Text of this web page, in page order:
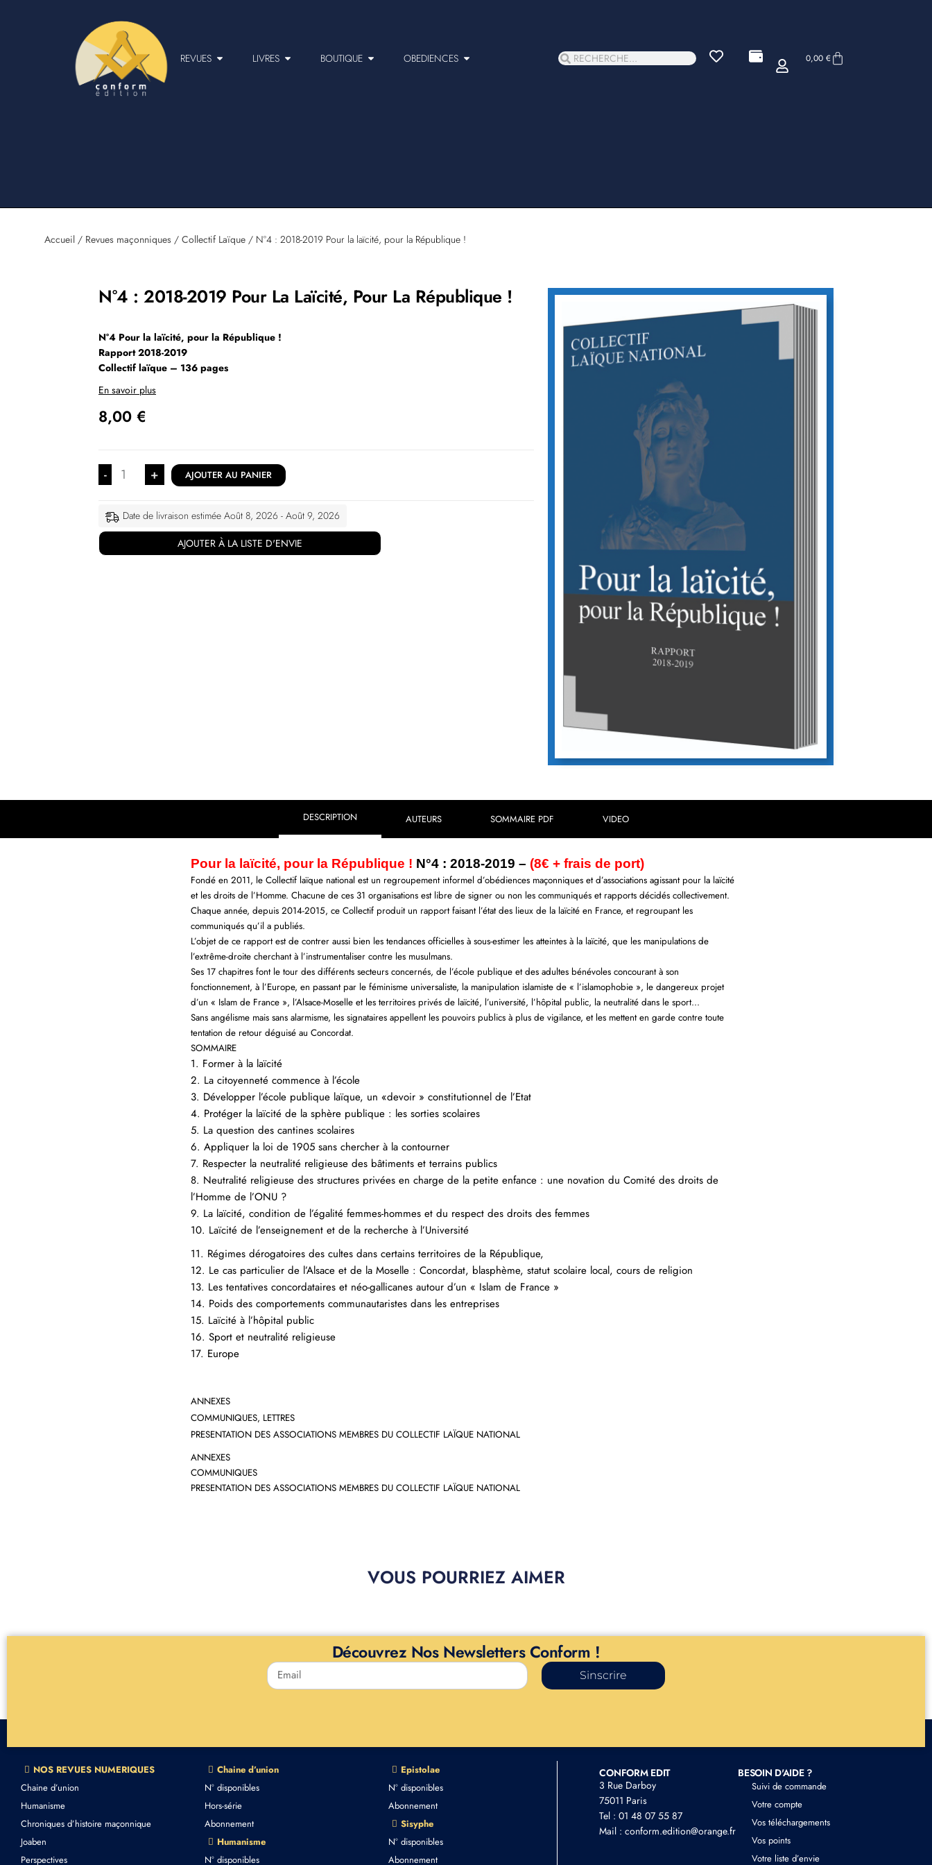
REVUES LIVRES BOUTIQUE OBEDIENCES 0,00 €
Accueil/ Revues maçonniques/ Collectif Laïque/ N°4 : 2018-2019 Pour la laïcité, pour la République !
N°4 : 2018-2019 Pour La Laïcité, Pour La République !
N°4 Pour la laïcité, pour la République !
Rapport 2018-2019
Collectif laïque – 136 pages
En savoir plus
8,00 €
- + AJOUTER AU PANIER
Date de livraison estimée Août 8, 2026 - Août 9, 2026
AJOUTER À LA LISTE D'ENVIE
DESCRIPTION AUTEURS SOMMAIRE PDF VIDEO
Pour la laïcité, pour la République ! N°4 : 2018-2019 – (8€ + frais de port)
Fondé en 2011, le Collectif laïque national est un regroupement informel d’obédiences maçonniques et d’associations agissant pour la laïcité
et les droits de l’Homme. Chacune de ces 31 organisations est libre de signer ou non les communiqués et rapports décidés collectivement.
Chaque année, depuis 2014-2015, ce Collectif produit un rapport faisant l’état des lieux de la laïcité en France, et regroupant les
communiqués qu’il a publiés.
L’objet de ce rapport est de contrer aussi bien les tendances officielles à sous-estimer les atteintes à la laïcité, que les manipulations de
l’extrême-droite cherchant à l’instrumentaliser contre les musulmans.
Ses 17 chapitres font le tour des différents secteurs concernés, de l’école publique et des adultes bénévoles concourant à son
fonctionnement, à l’Europe, en passant par le féminisme universaliste, la manipulation islamiste de « l’islamophobie », le dangereux projet
d’un « Islam de France », l’Alsace-Moselle et les territoires privés de laïcité, l’université, l’hôpital public, la neutralité dans le sport…
Sans angélisme mais sans alarmisme, les signataires appellent les pouvoirs publics à plus de vigilance, et les mettent en garde contre toute
tentation de retour déguisé au Concordat.
SOMMAIRE
1. Former à la laïcité
2. La citoyenneté commence à l’école
3. Développer l’école publique laïque, un «devoir » constitutionnel de l’Etat
4. Protéger la laïcité de la sphère publique : les sorties scolaires
5. La question des cantines scolaires
6. Appliquer la loi de 1905 sans chercher à la contourner
7. Respecter la neutralité religieuse des bâtiments et terrains publics
8. Neutralité religieuse des structures privées en charge de la petite enfance : une novation du Comité des droits de
l’Homme de l’ONU ?
9. La laïcité, condition de l’égalité femmes-hommes et du respect des droits des femmes
10. Laïcité de l’enseignement et de la recherche à l’Université
11. Régimes dérogatoires des cultes dans certains territoires de la République,
12. Le cas particulier de l’Alsace et de la Moselle : Concordat, blasphème, statut scolaire local, cours de religion
13. Les tentatives concordataires et néo-gallicanes autour d’un « Islam de France »
14. Poids des comportements communautaristes dans les entreprises
15. Laïcité à l’hôpital public
16. Sport et neutralité religieuse
17. Europe
ANNEXES
COMMUNIQUES, LETTRES
PRESENTATION DES ASSOCIATIONS MEMBRES DU COLLECTIF LAÏQUE NATIONAL
ANNEXES
COMMUNIQUES
PRESENTATION DES ASSOCIATIONS MEMBRES DU COLLECTIF LAÏQUE NATIONAL
VOUS POURRIEZ AIMER
Découvrez Nos Newsletters Conform !
Sinscrire
NOS REVUES NUMERIQUES
Chaine d’union
Humanisme
Chroniques d’histoire maçonnique
Joaben
Perspectives
Chaine d’union
N° disponibles
Hors-série
Abonnement
Humanisme
N° disponibles
Epistolae
N° disponibles
Abonnement
Sisyphe
N° disponibles
Abonnement
CONFORM EDIT
3 Rue Darboy
75011 Paris
Tel : 01 48 07 55 87
Mail : conform.edition@orange.fr
BESOIN D'AIDE ?
Suivi de commande
Votre compte
Vos téléchargements
Vos points
Votre liste d’envie